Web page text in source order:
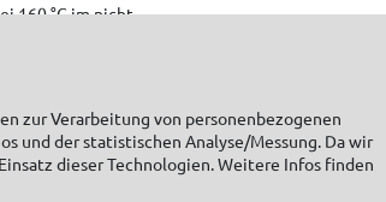
160 °C im nicht
in den
einstellen, hier
und das
ist. Bei sehr satten
zur Verarbeitung von personenbezogenen
und der statistischen Analyse/Messung. Da wir
dieser Technologien. Weitere Infos finden